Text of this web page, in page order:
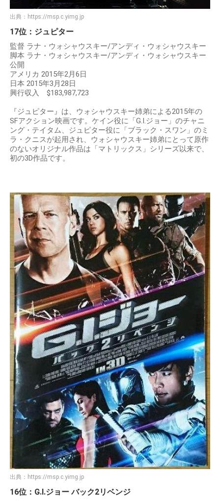
出典： https://msp.c.yimg.jp
17位：ジュピター
監督 ラナ・ウォシャウスキー/アンディ・ウォシャウスキー
脚本 ラナ・ウォシャウスキー/アンディ・ウォシャウスキー
公開
アメリカ 2015年2月6日
日本 2015年3月28日
興行収入 $183,987,723
『ジュピター』は、ウォシャウスキー姉弟による2015年の
SFアクション映画です。ケイン役に「G.I.ジョー」のチャニ
ング・テイタム、ジュピター役に「ブラック・スワン」のミ
ラ・クニスが起用され、ウォシャウスキー姉弟にとって原作
のないオリジナル作品は「マトリックス」シリーズ以来で、
初の3D作品です。
出典： https://msp.c.yimg.jp
16位：G.I.ジョー バック2リベンジ